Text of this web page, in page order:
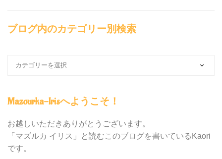
ブログ内のカテゴリー別検索
の
テ
ゴ
ー
Mazourka-Irisへようこそ！
お越しいただきありがとうございます。
「マズルカ イリス」と読むこのブログを書いているKaori
です。